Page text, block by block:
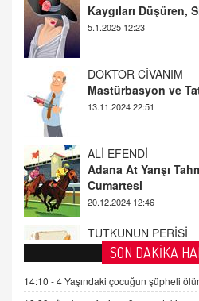
13.11.2024 22:51
Cumartesi
20.12.2024 12:46
TUTKUNUN PERİSİ
Gerekenler
08.11.2024 13:16
FARUK ÖNALAN
Tezkere
SON DAKİKA
14:10 -4 Yaşındaki çocuğun şüpheli